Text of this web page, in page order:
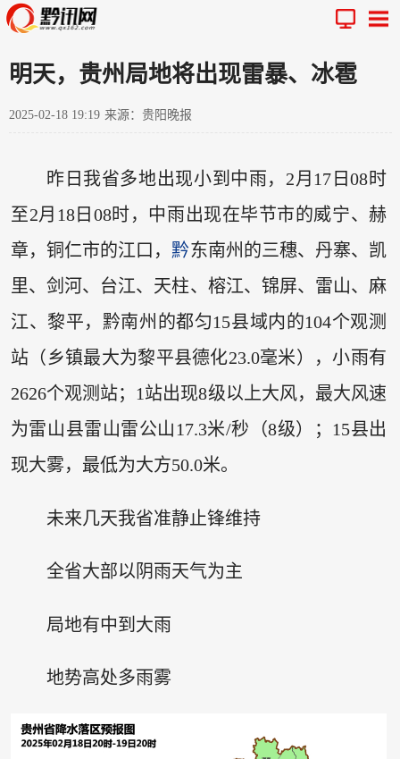
明天，贵州局地将出现雷暴、冰雹
2025-02-18 19:19 来源：贵阳晚报
昨日我省多地出现小到中雨，2月17日08时
至2月18日08时，中雨出现在毕节市的威宁、赫
章，铜仁市的江口， 黔东南州的三穗、丹寨、凯
里、剑河、台江、天柱、榕江、锦屏、雷山、麻
江、黎平，黔南州的都匀15县域内的104个观测
站（乡镇最大为黎平县德化23.0毫米），小雨有
2626个观测站；1站出现8级以上大风，最大风速
为雷山县雷山雷公山17.3米/秒（8级）；15县出
现大雾，最低为大方50.0米。
未来几天我省准静止锋维持
全省大部以阴雨天气为主
局地有中到大雨
地势高处多雨雾